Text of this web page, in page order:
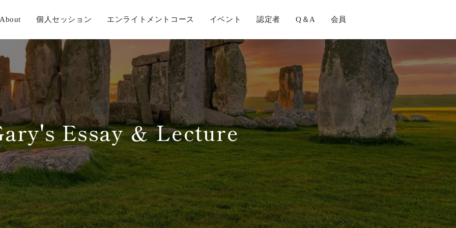
個人セッション エンライトメントコース イベント 認定者 Q＆A 会員
Essay ＆ Lecture